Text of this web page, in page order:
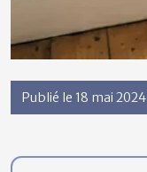
Publié le 18 mai 2024